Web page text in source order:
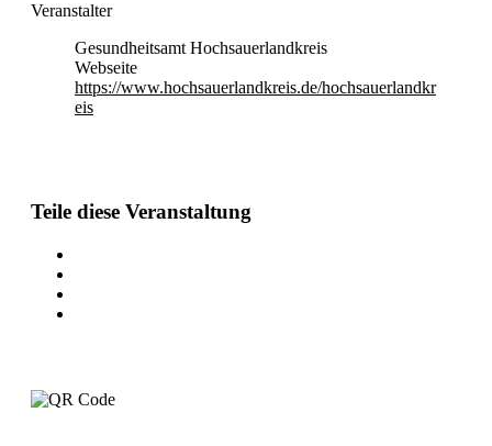
Veranstalter
Gesundheitsamt Hochsauerlandkreis
Webseite
https://www.hochsauerlandkreis.de/hochsauerlandkr
eis
Teile diese Veranstaltung